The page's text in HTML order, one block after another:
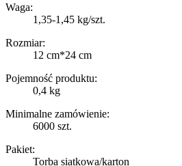
Waga:
1,35-1,45 kg/szt.
Rozmiar:
12 cm*24 cm
Pojemność produktu:
0,4 kg
Minimalne zamówienie:
6000 szt.
Pakiet:
Torba siatkowa/karton